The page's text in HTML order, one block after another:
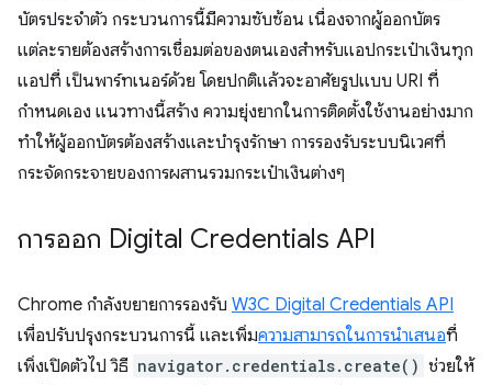
บัตรประจำตัว กระบวนการนี้มีความซับซ้อน เนื่องจากผู้ออกบัตร
แต่ละรายต้องสร้างการเชื่อมต่อของตนเองสำหรับแอปกระเป๋าเงินทุก
แอปที่ เป็นพาร์ทเนอร์ด้วย โดยปกติแล้วจะอาศัยรูปแบบ URI ที่
กำหนดเอง แนวทางนี้สร้าง ความยุ่งยากในการติดตั้งใช้งานอย่างมาก
ทำให้ผู้ออกบัตรต้องสร้างและบำรุงรักษา การรองรับระบบนิเวศที่
กระจัดกระจายของการผสานรวมกระเป๋าเงินต่างๆ
การออก Digital Credentials API
Chrome กำลังขยายการรองรับ W3C Digital Credentials API
เพื่อปรับปรุงกระบวนการนี้ และเพิ่มความสามารถในการนำเสนอที่
เพิ่งเปิดตัวไป วิธี navigator.credentials.create() ช่วยให้